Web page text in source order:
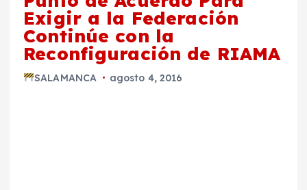
Exigir a la Federación
Continúe con la
Reconfiguración de RIAMA
SALAMANCA agosto 4, 2016